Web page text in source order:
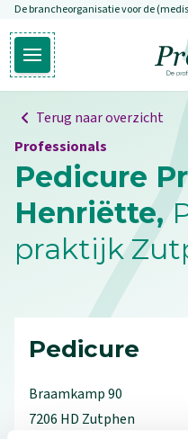
Overslaan en naar de
De brancheorganisatie voor de
Open hoofdmenu
Ga
Terug naar overzicht
Professionals
Pedicure
Henriëtte,
praktijk
Pedicure
Braamkamp90
7206 HD Zutphen